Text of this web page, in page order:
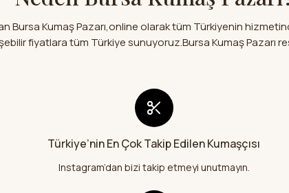
Ürün fiyatı diğer
Bu ürüne benzer farklı
aldım.Çok memnun
E... Y... | 01/08/2026
Teslimatım özenli güzel
çok memnun kaldım emeği
ediyorum
Bursa Kumaş Pazarı,online olarak tüm Türkiyenin
fiyatlara tüm Türkiye sunuyoruz.Bursa Kumaş Pazarı
Türkiye’nin En Çok Takip Edilen Kumaşçısı
Instagram’dan bizi takip etmeyi unutmayın.